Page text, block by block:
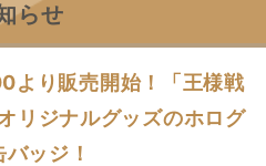
らせ
より販売開始！「王様戦
リジナルグッズのホログ
バッジ！